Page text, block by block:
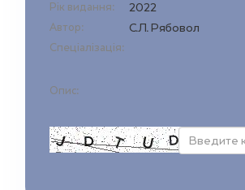
Рік видання: 2022
Автор: С.Л. Рябовол
Спеціалізація:
Опис: